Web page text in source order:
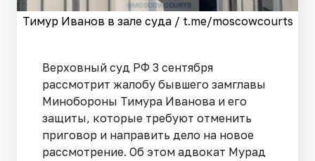
Тимур Иванов в зале суда / t.me/moscowcourts
Верховный суд РФ 3 сентября
рассмотрит жалобу бывшего замглавы
Минобороны Тимура Иванова и его
защиты, которые требуют отменить
приговор и направить дело на новое
рассмотрение. Об этом адвокат Мурад